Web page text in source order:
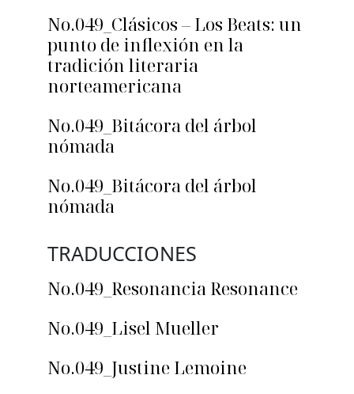
No.049_Clásicos – Los Beats: un
punto de inflexión en la
tradición literaria
norteamericana
No.049_Bitácora del árbol
nómada
No.049_Bitácora del árbol
nómada
TRADUCCIONES
No.049_Resonancia Resonance
No.049_Lisel Mueller
No.049_Justine Lemoine